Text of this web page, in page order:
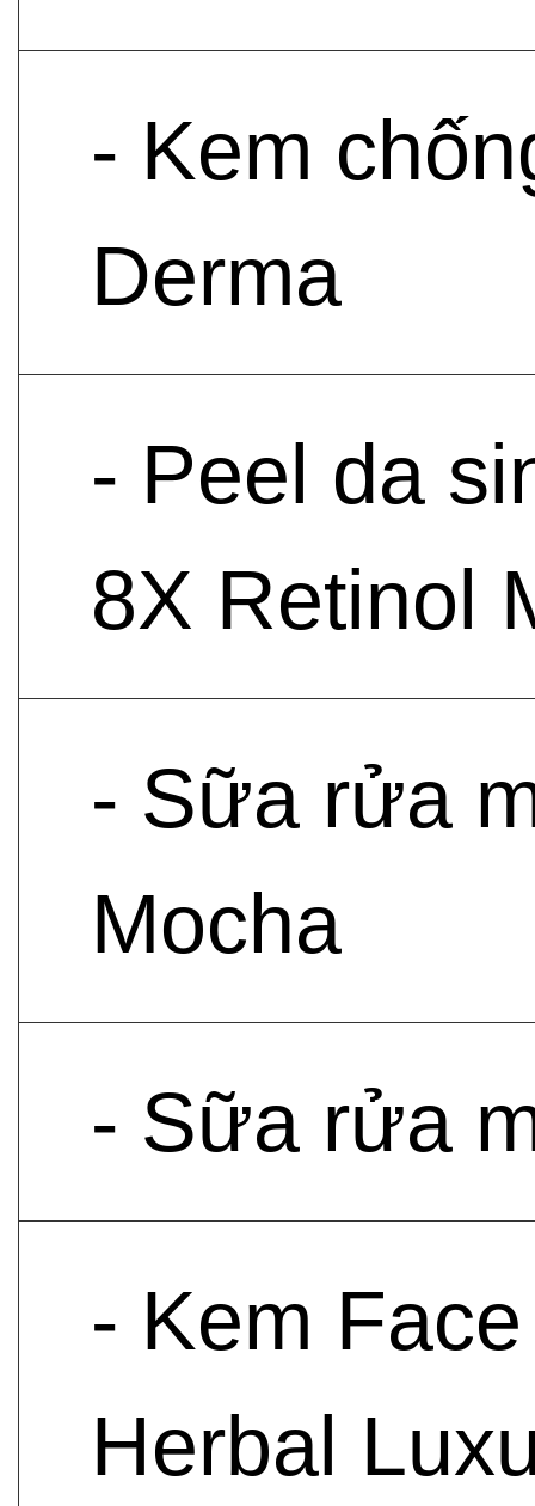
- Kem
Derma
- Peel da
8X Retinol
- Sữa rửa
Mocha
- Sữa rửa
- Kem
Herbal